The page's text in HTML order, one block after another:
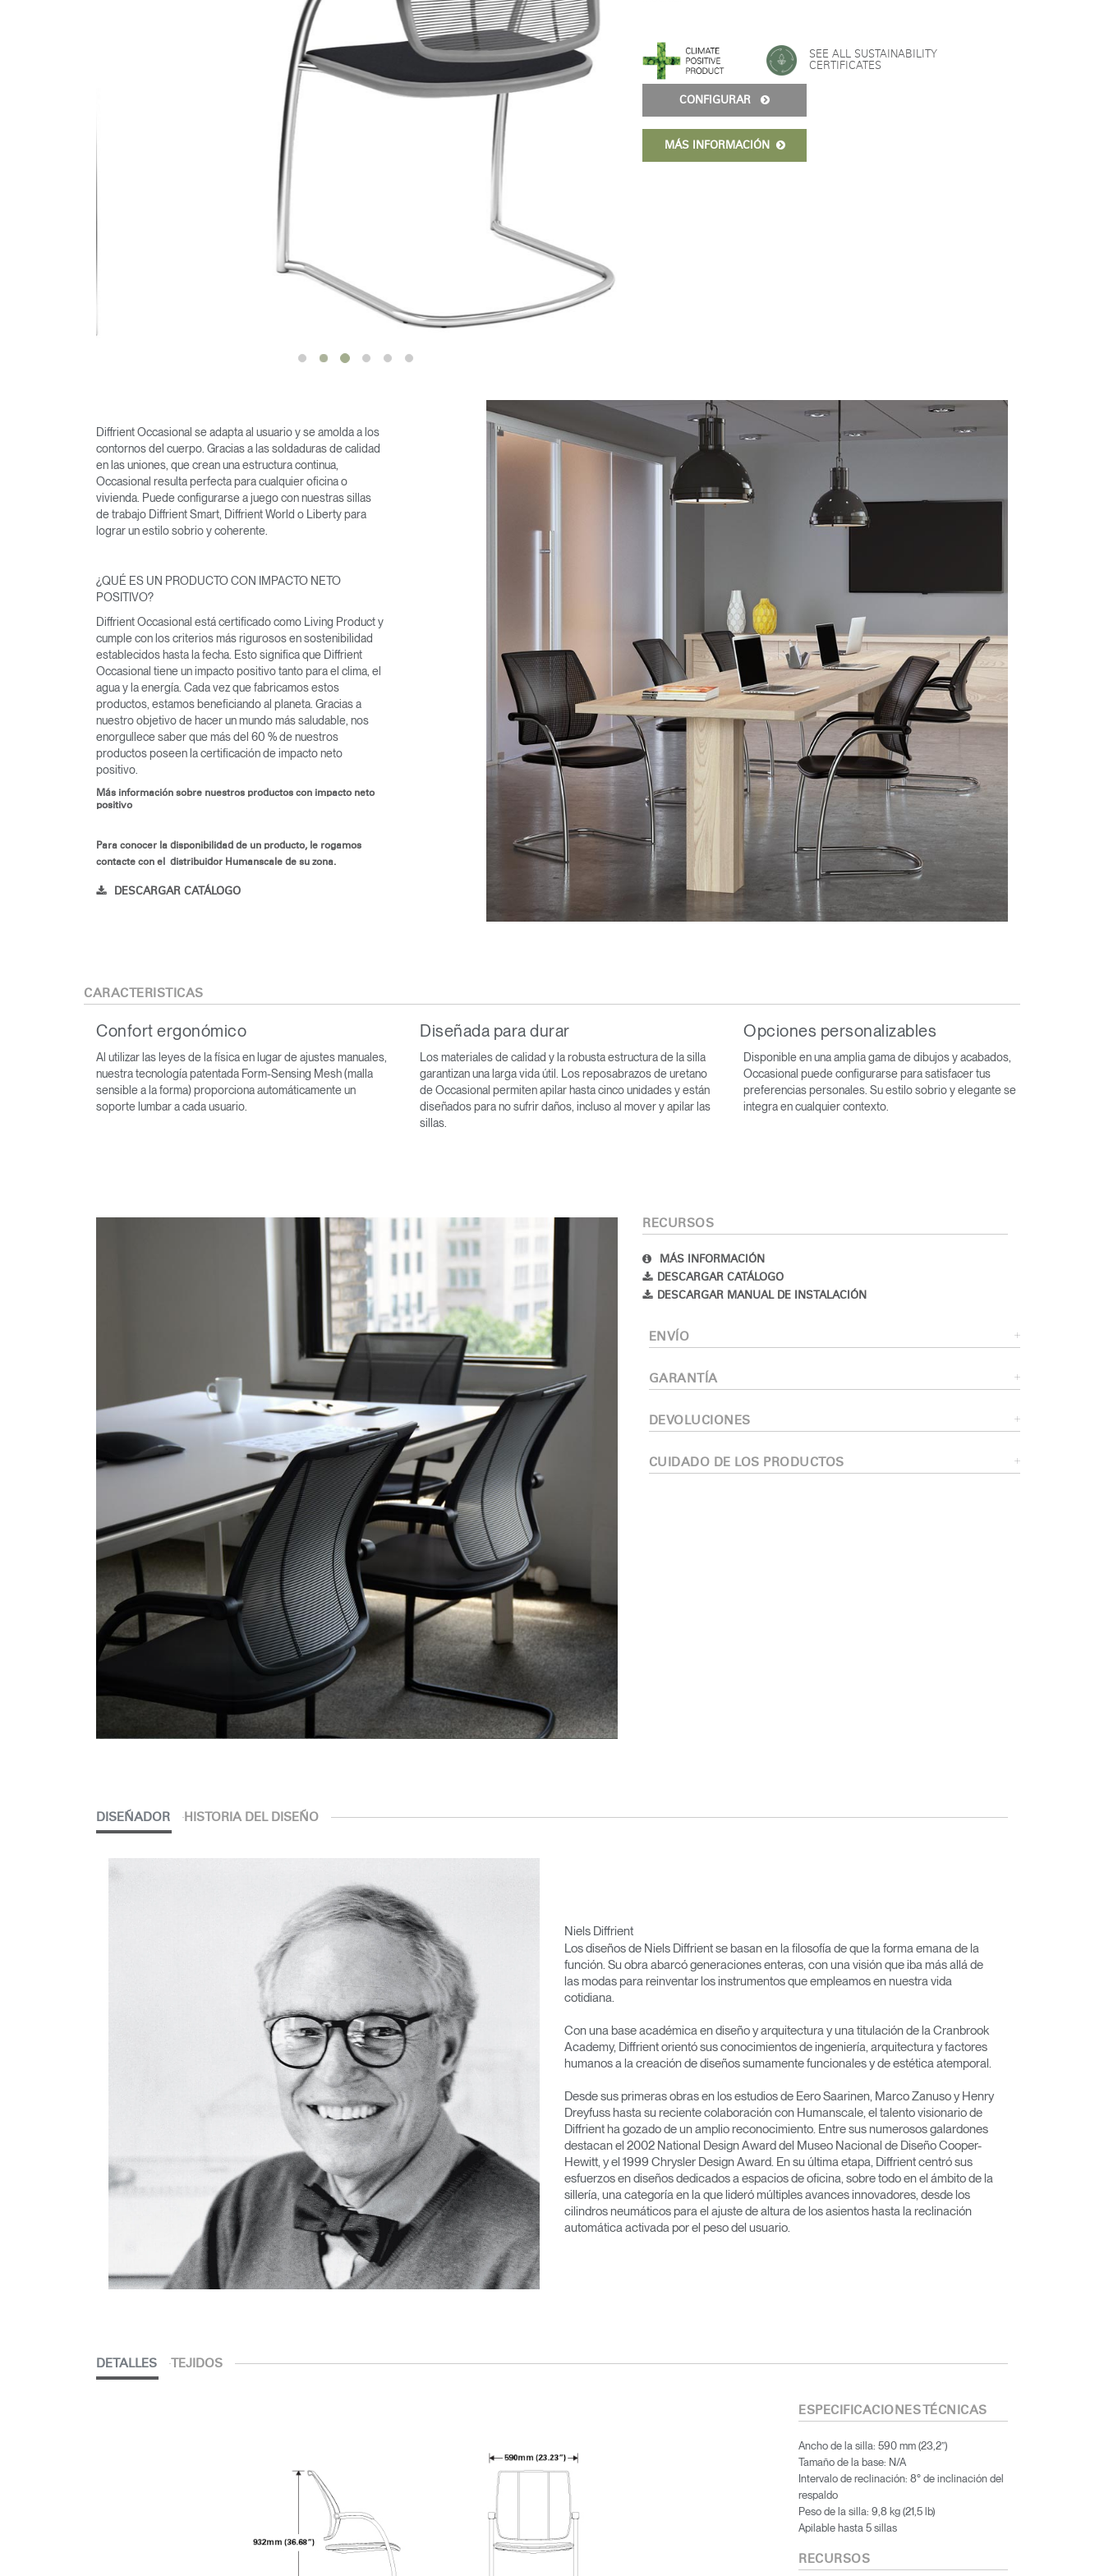
Seleccione su ubicación
Registro
REGISTRO
SIGN IN WITH SSO
¿Ha olvidado su contraseña?
España
Select
Region
SEE ALL SUSTAINABILITY
CERTIFICATES
CONFIGURAR
MÁS INFORMACIÓN
Diffrient Occasional se adapta al usuario y se amolda a los
contornos del cuerpo. Gracias a las soldaduras de calidad
en las uniones, que crean una estructura continua,
Occasional resulta perfecta para cualquier oficina o
vivienda. Puede configurarse a juego con nuestras sillas
de trabajo Diffrient Smart, Diffrient World o Liberty para
lograr un estilo sobrio y coherente.
¿QUÉ ES UN PRODUCTO CON IMPACTO NETO
POSITIVO?
Diffrient Occasional está certificado como Living Product y
cumple con los criterios más rigurosos en sostenibilidad
establecidos hasta la fecha. Esto significa que Diffrient
Occasional tiene un impacto positivo tanto para el clima, el
agua y la energía. Cada vez que fabricamos estos
productos, estamos beneficiando al planeta. Gracias a
nuestro objetivo de hacer un mundo más saludable, nos
enorgullece saber que más del 60 % de nuestros
productos poseen la certificación de impacto neto
positivo.
Más información sobre nuestros productos con impacto neto
positivo
Para conocer la disponibilidad de un producto, le rogamos
contacte con el distribuidor Humanscale de su zona.
DESCARGAR CATÁLOGO
CARACTERÍSTICAS
Confort ergonómico
Al utilizar las leyes de la física en lugar de ajustes manuales,
nuestra tecnología patentada Form-Sensing Mesh (malla
sensible a la forma) proporciona automáticamente un
soporte lumbar a cada usuario.
Diseñada para durar
Los materiales de calidad y la robusta estructura de la silla
garantizan una larga vida útil. Los reposabrazos de uretano
de Occasional permiten apilar hasta cinco unidades y están
diseñados para no sufrir daños, incluso al mover y apilar las
sillas.
Opciones personalizables
Disponible en una amplia gama de dibujos y acabados,
Occasional puede configurarse para satisfacer tus
preferencias personales. Su estilo sobrio y elegante se
integra en cualquier contexto.
RECURSOS
MÁS INFORMACIÓN
DESCARGAR CATÁLOGO
DESCARGAR MANUAL DE INSTALACIÓN
ENVÍO
GARANTÍA
DEVOLUCIONES
CUIDADO DE LOS PRODUCTOS
DISEÑADOR HISTORIA DEL DISEÑO
Niels Diffrient
Los diseños de Niels Diffrient se basan en la filosofía de que la forma emana de la
función. Su obra abarcó generaciones enteras, con una visión que iba más allá de
las modas para reinventar los instrumentos que empleamos en nuestra vida
cotidiana.
Con una base académica en diseño y arquitectura y una titulación de la Cranbrook
Academy, Diffrient orientó sus conocimientos de ingeniería, arquitectura y factores
humanos a la creación de diseños sumamente funcionales y de estética atemporal.
Desde sus primeras obras en los estudios de Eero Saarinen, Marco Zanuso y Henry
Dreyfuss hasta su reciente colaboración con Humanscale, el talento visionario de
Diffrient ha gozado de un amplio reconocimiento. Entre sus numerosos galardones
destacan el 2002 National Design Award del Museo Nacional de Diseño Cooper-
Hewitt, y el 1999 Chrysler Design Award. En su última etapa, Diffrient centró sus
esfuerzos en diseños dedicados a espacios de oficina, sobre todo en el ámbito de la
sillería, una categoría en la que lideró múltiples avances innovadores, desde los
cilindros neumáticos para el ajuste de altura de los asientos hasta la reclinación
automática activada por el peso del usuario.
DETALLES TEJIDOS
ESPECIFICACIONES TÉCNICAS
Ancho de la silla: 590 mm (23,2”)
Tamaño de la base: N/A
Intervalo de reclinación: 8° de inclinación del
respaldo
Peso de la silla: 9,8 kg (21,5 lb)
Apilable hasta 5 sillas
RECURSOS